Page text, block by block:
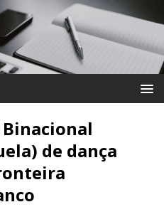
de dança